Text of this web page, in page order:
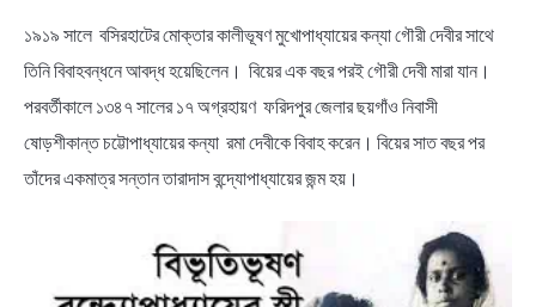
১৯১৯ সালে বসিরহাটের মোক্তার কালীভূষণ মুখোপাধ্যায়ের কন্যা গৌরী দেবীর সাথে
তিনি বিবাহবন্ধনে আবদ্ধ হয়েছিলেন। বিয়ের এক বছর পরই গৌরী দেবী মারা যান।
পরবর্তীকালে ১৩৪৭ সালের ১৭ অগ্রহায়ণ ফরিদপুর জেলার ছয়গাঁও নিবাসী
ষোড়শীকান্ত চট্টোপাধ্যায়ের কন্যা রমা দেবীকে বিবাহ করেন। বিয়ের সাত বছর পর
তাঁদের একমাত্র সন্তান তারাদাস বন্দ্যোপাধ্যায়ের জন্ম হয়।